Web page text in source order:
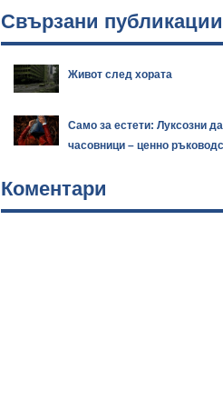
Свързани публикации
Живот след хората
Само за естети: Луксозни
часовници – ценно
Коментари